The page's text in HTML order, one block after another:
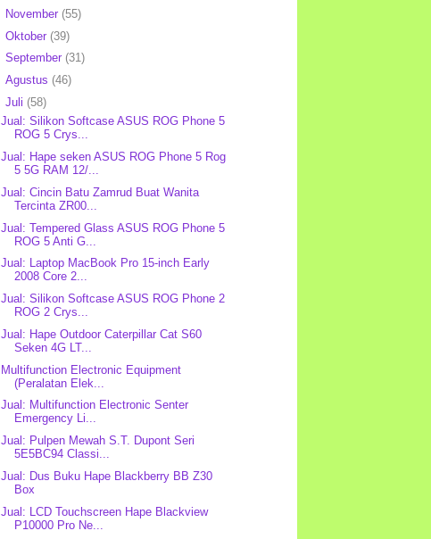
November (55)
Oktober (39)
September (31)
Agustus (46)
Juli (58)
Jual: Silikon Softcase ASUS ROG Phone 5
ROG 5 Crys...
Jual: Hape seken ASUS ROG Phone 5 Rog
5 5G RAM 12/...
Jual: Cincin Batu Zamrud Buat Wanita
Tercinta ZR00...
Jual: Tempered Glass ASUS ROG Phone 5
ROG 5 Anti G...
Jual: Laptop MacBook Pro 15-inch Early
2008 Core 2...
Jual: Silikon Softcase ASUS ROG Phone 2
ROG 2 Crys...
Jual: Hape Outdoor Caterpillar Cat S60
Seken 4G LT...
Multifunction Electronic Equipment
(Peralatan Elek...
Jual: Multifunction Electronic Senter
Emergency Li...
Jual: Pulpen Mewah S.T. Dupont Seri
5E5BC94 Classi...
Jual: Dus Buku Hape Blackberry BB Z30
Box
Jual: LCD Touchscreen Hape Blackview
P10000 Pro Ne...